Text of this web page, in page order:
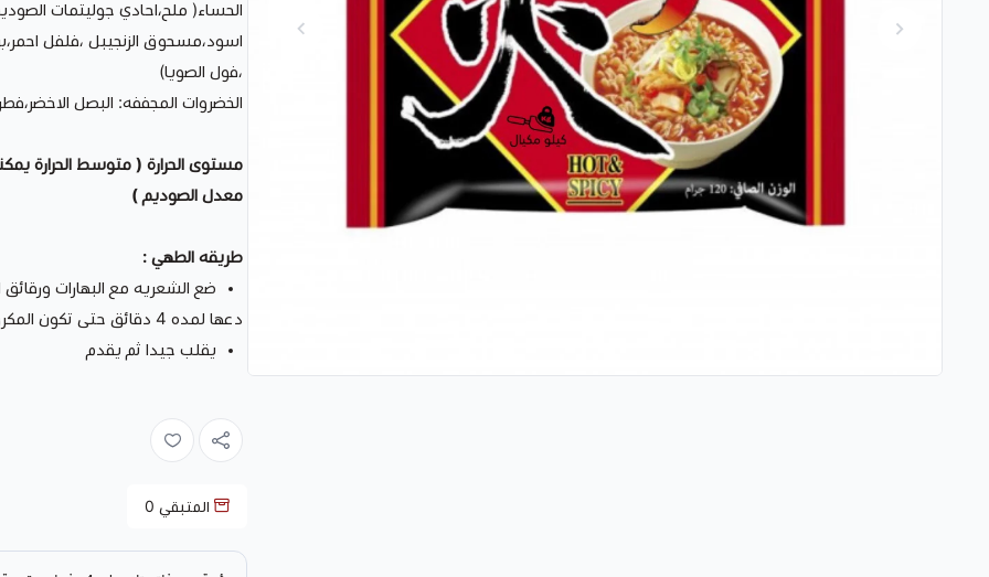
الحساء( ملح،احادي جوليتمات
اسود،مسحوق الزنجيبل ،فلفل
،فول الصويا)
الخضروات المجففه: البصل
مستوى الحرارة ( متوسط الحرارة
معدل الصوديم )
طريقه الطهي :
ضع الشعريه مع البهارات ورقائق الخضار في 550 مل
دعها لمده 4 دقائق حتى تكون المكرون لينه او طريه
يقلب جيدا ثم يقدم
المتبقي 0